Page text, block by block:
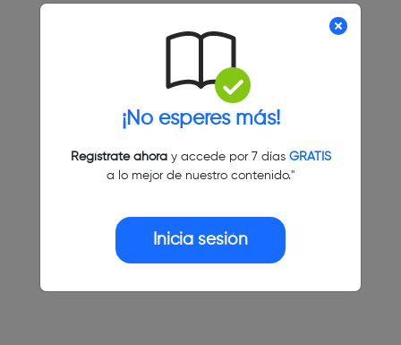
¡No esperes más!
Regístrate ahoray accede por 7 días GRATIS
a lo mejor de nuestro contenido."
Inicia sesión